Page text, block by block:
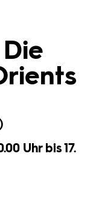
Uhr bis 17.